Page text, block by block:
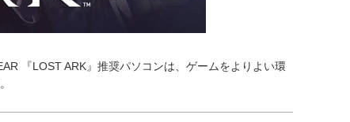
『LOST ARK』推奨パソコンは、ゲームをよりよい環